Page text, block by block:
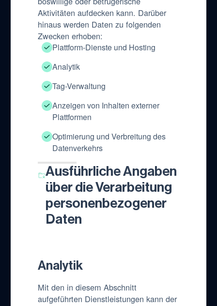
Aktivitäten aufdecken kann. Darüber
hinaus werden Daten zu folgenden
Zwecken erhoben:
Plattform-Dienste und Hosting
Analytik
Tag-Verwaltung
Anzeigen von Inhalten externer
Plattformen
Optimierung und Verbreitung des
Datenverkehrs
Ausführliche Angaben
über die Verarbeitung
personenbezogener
Daten
Analytik
Mit den in diesem Abschnitt
aufgeführten Dienstleistungen kann der